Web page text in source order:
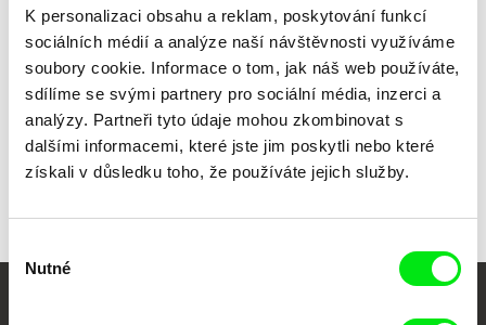
K personalizaci obsahu a reklam, poskytování funkcí
sociálních médií a analýze naší návštěvnosti využíváme
soubory cookie. Informace o tom, jak náš web používáte,
sdílíme se svými partnery pro sociální média, inzerci a
analýzy. Partneři tyto údaje mohou zkombinovat s
dalšími informacemi, které jste jim poskytli nebo které
získali v důsledku toho, že používáte jejich služby.
souhlasu
Nutné
Did I Fuck Up? 2004
Všichni režiséři